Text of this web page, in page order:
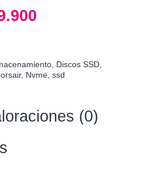
es:
$219.900.
Discos SSD
, Nvme, ssd
(0)